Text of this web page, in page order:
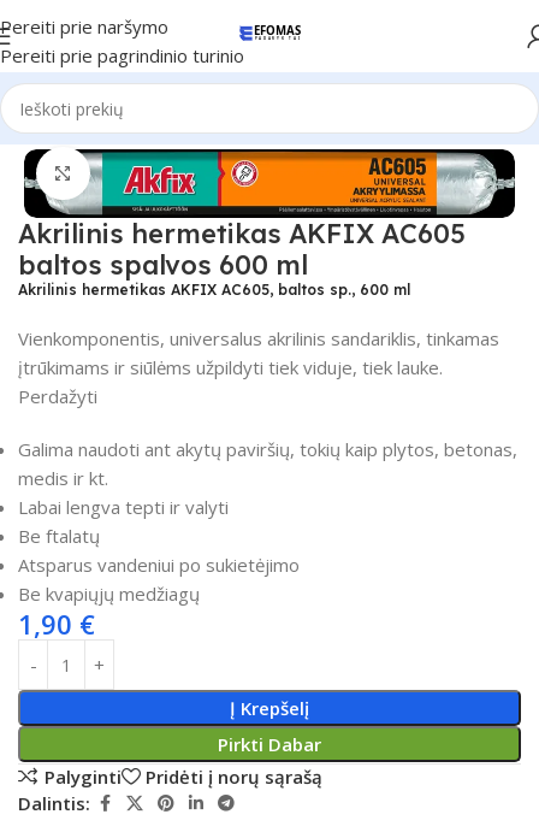
Pereiti prie naršymo
Pereiti prie pagrindinio turinio
Pradžia Hermetikai
Spustelėkite, kad padidintumėte
Akrilinis hermetikas AKFIX AC605
baltos spalvos 600 ml
Akrilinis hermetikas AKFIX AC605, baltos sp., 600 ml
Vienkomponentis, universalus akrilinis sandariklis, tinkamas
įtrūkimams ir siūlėms užpildyti tiek viduje, tiek lauke.
Perdažyti
Galima naudoti ant akytų paviršių, tokių kaip plytos, betonas,
medis ir kt.
Labai lengva tepti ir valyti
Be ftalatų
Atsparus vandeniui po sukietėjimo
Be kvapiųjų medžiagų
1,90 €
Į Krepšelį
Pirkti Dabar
Palyginti
Pridėti į norų sąrašą
Dalintis: